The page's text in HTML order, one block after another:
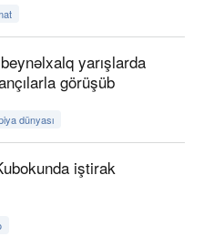
yarışlarda
görüşüb
dünyası
iştirak